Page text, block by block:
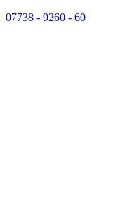
07738 - 9260 - 60